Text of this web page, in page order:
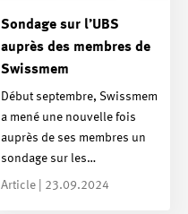
Sondage sur l’UBS
auprès des membres de
Swissmem
Début septembre, Swissmem
a mené une nouvelle fois
auprès de ses membres un
sondage sur les…
Article | 23.09.2024